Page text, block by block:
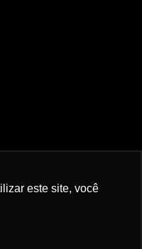
este site, você